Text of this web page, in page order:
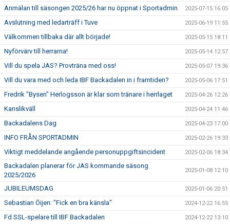
Anmälan till säsongen 2025/26 har nu öppnat i Sportadmin 2025-07-15 16:05
Avslutning med ledarträff i Tuve 2025-06-19 11:55
Välkommen tillbaka där allt började! 2025-05-15 18:11
Nyförvärv till herrarna! 2025-05-14 12:57
Vill du spela JAS? Provträna med oss! 2025-05-07 19:36
Vill du vara med och leda IBF Backadalen in i framtiden? 2025-05-06 17:51
Fredrik "Bysen" Herlogsson är klar som tränare i herrlaget 2025-04-26 12:26
Kanslikväll 2025-04-24 11:46
Backadalens Dag 2025-04-23 17:00
INFO FRÅN SPORTADMIN 2025-02-26 19:33
Viktigt meddelande angående personuppgiftsincident 2025-02-06 18:34
Backadalen planerar för JAS kommande säsong
2025/2026
2025-01-08 12:10
JUBILEUMSDAG 2025-01-06 20:51
Sebastian Öijen: "Fick en bra känsla" 2024-12-22 16:55
Fd SSL-spelare till IBF Backadalen 2024-12-22 13:10